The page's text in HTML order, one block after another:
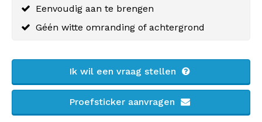
Eenvoudig aan te brengen
Géén witte omranding of achtergrond
Ik wil een vraag stellen
Proefsticker aanvragen